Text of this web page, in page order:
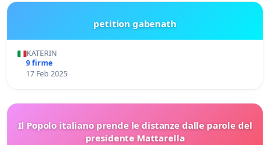
petition gabenath
KATERIN
9 firme
17 Feb 2025
Il Popolo italiano prende le distanze dalle parole del
presidente Mattarella